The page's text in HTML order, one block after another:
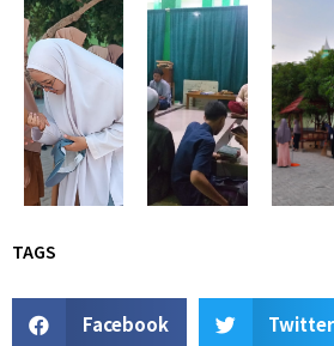
TAGS
Facebook Twitter